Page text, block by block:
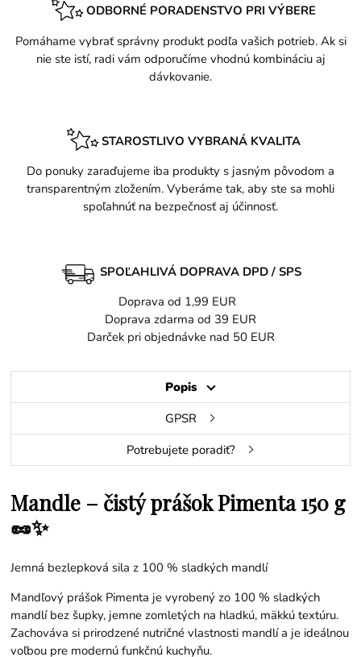
ODBORNÉ PORADENSTVO PRI VÝBERE
Pomáhame vybrať správny produkt podľa vašich potrieb. Ak si
nie ste istí, radi vám odporučíme vhodnú kombináciu aj
dávkovanie.
STAROSTLIVO VYBRANÁ KVALITA
Do ponuky zaraďujeme iba produkty s jasným pôvodom a
transparentným zložením. Vyberáme tak, aby ste sa mohli
spoľahnúť na bezpečnosť aj účinnosť.
SPOĽAHLIVÁ DOPRAVA DPD / SPS
Doprava od 1,99 EUR
Doprava zdarma od 39 EUR
Darček pri objednávke nad 50 EUR
Popis
GPSR
Potrebujete poradiť?
Mandle – čistý prášok Pimenta 150 g
🥜✨
Jemná bezlepková sila z 100 % sladkých mandlí
Mandľový prášok Pimenta je vyrobený zo 100 % sladkých
mandlí bez šupky, jemne zomletých na hladkú, mäkkú textúru.
Zachováva si prirodzené nutričné vlastnosti mandlí a je ideálnou
voľbou pre modernú funkčnú kuchyňu.